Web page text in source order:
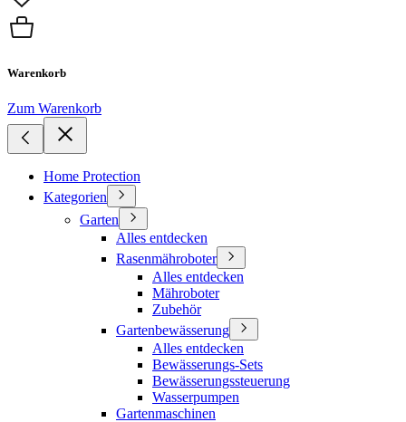
Warenkorb
Zum Warenkorb
Home Protection
Kategorien
Garten
Alles entdecken
Rasenmähroboter
Alles entdecken
Mähroboter
Zubehör
Gartenbewässerung
Alles entdecken
Bewässerungs-Sets
Bewässerungssteuerung
Wasserpumpen
Gartenmaschinen